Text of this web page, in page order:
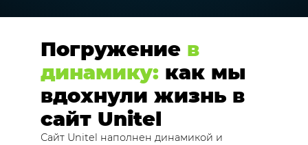
Погружение в
динамику: как мы
вдохнули жизнь в
сайт Unitel
Сайт Unitel наполнен динамикой и